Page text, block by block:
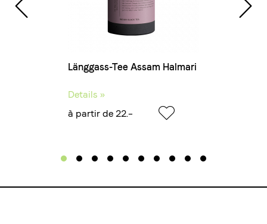
Länggass-Tee Assam Halmari
Details »
à partir de 22.–